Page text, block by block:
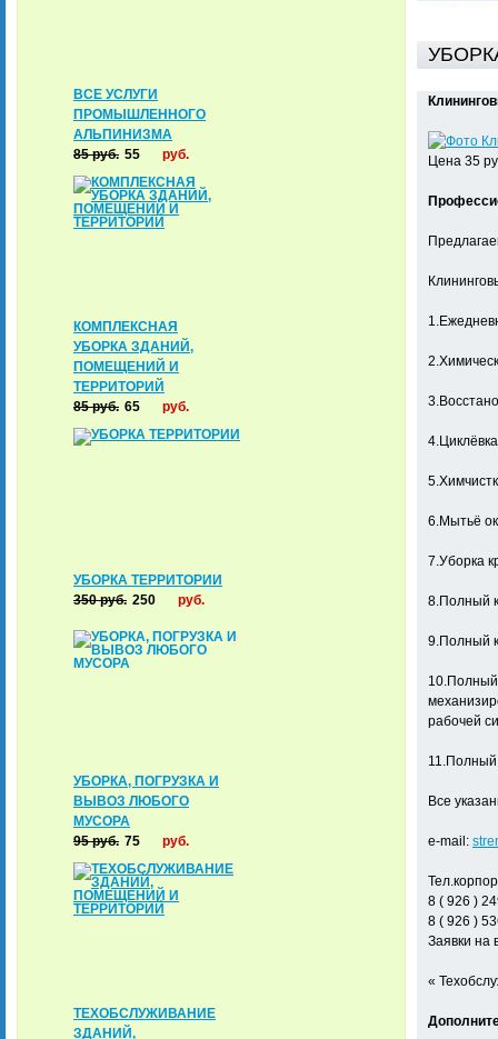
Цена 35
6.Мытьё
7.Уборка
8.Полный
9.Полный
10.Полный
рабочей
11.Полный
Все
e-mail:
8 ( 926 )
8 ( 926 )
Заявки на
«
ВСЕ УСЛУГИ
ПРОМЫШЛЕННОГО
АЛЬПИНИЗМА
85руб. 55 руб.
КОМПЛЕКСНАЯ
УБОРКА ЗДАНИЙ,
ПОМЕЩЕНИЙ И
ТЕРРИТОРИЙ
85руб. 65 руб.
УБОРКА ТЕРРИТОРИИ
350руб. 250 руб.
УБОРКА, ПОГРУЗКА И
ВЫВОЗ ЛЮБОГО
МУСОРА
95руб. 75 руб.
ТЕХОБСЛУЖИВАНИЕ
ЗДАНИЙ,